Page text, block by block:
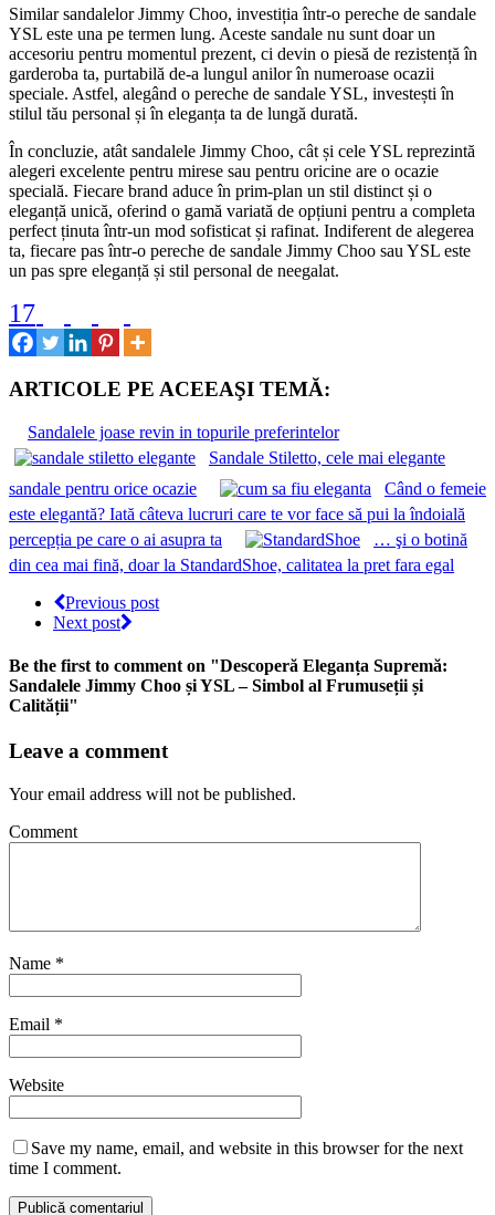
Similar sandalelor Jimmy Choo, investiția într-o pereche de sandale
YSL este una pe termen lung. Aceste sandale nu sunt doar un
accesoriu pentru momentul prezent, ci devin o piesă de rezistență în
garderoba ta, purtabilă de-a lungul anilor în numeroase ocazii
speciale. Astfel, alegând o pereche de sandale YSL, investești în
stilul tău personal și în eleganța ta de lungă durată.
În concluzie, atât sandalele Jimmy Choo, cât și cele YSL reprezintă
alegeri excelente pentru mirese sau pentru oricine are o ocazie
specială. Fiecare brand aduce în prim-plan un stil distinct și o
eleganță unică, oferind o gamă variată de opțiuni pentru a completa
perfect ținuta într-un mod sofisticat și rafinat. Indiferent de alegerea
ta, fiecare pas într-o pereche de sandale Jimmy Choo sau YSL este
un pas spre eleganță și stil personal de neegalat.
17
ARTICOLE PE ACEEAŞI TEMĂ:
Sandalele joase revin in topurile preferintelor
Sandale Stiletto, cele mai elegante
sandale pentru orice ocazie
Când o femeie
este elegantă? Iată câteva lucruri care te vor face să pui la îndoială
percepția pe care o ai asupra ta
… şi o botină
din cea mai fină, doar la StandardShoe, calitatea la pret fara egal
Previous post
Next post
Be the first to comment on "Descoperă Eleganța Supremă:
Sandalele Jimmy Choo și YSL – Simbol al Frumuseții și
Calității"
Leave a comment
Your email address will not be published.
Comment
Name *
Email *
Website
Save my name, email, and website in this browser for the next
time I comment.